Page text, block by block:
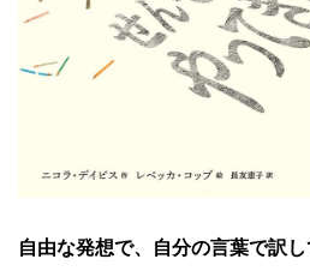
自由な発想で、自分の言葉で訳